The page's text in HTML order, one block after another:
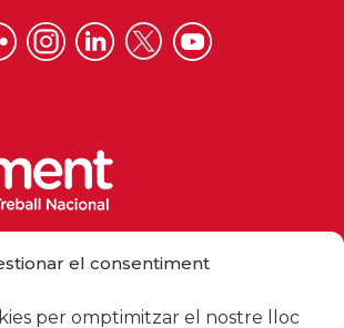
el consentiment
per omptimitzar el nostre lloc